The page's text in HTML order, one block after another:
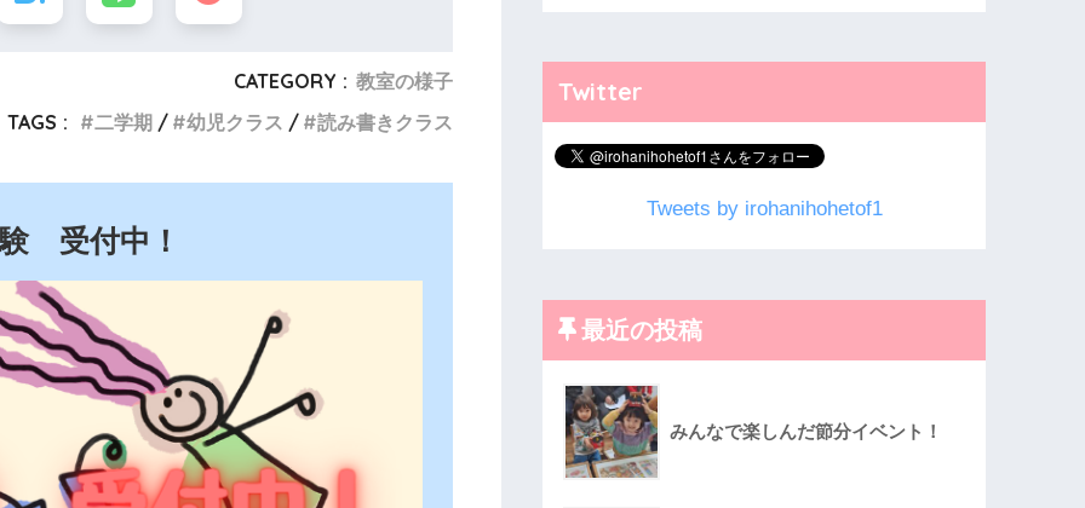
CATEGORY : 教室の様子
TAGS :
二学期 幼児クラス 読み書きクラス
受付中！
Twitter
Tweets by irohanihohetof1
最近の投稿
みんなで楽しんだ節分イベント！